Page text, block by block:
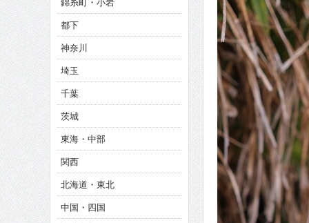
CINEMA×STYLE 285号
CINEMA×STYLE 294号
都下
神奈川
埼玉
千葉
茨城
東海・中部
関西
北海道・東北
中国・四国